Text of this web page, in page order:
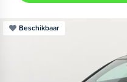
Beschikbaar